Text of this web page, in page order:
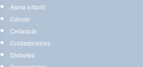
Asma infantil
Cáncer
Celiaquía
Cuidadoras/es
Diabetes